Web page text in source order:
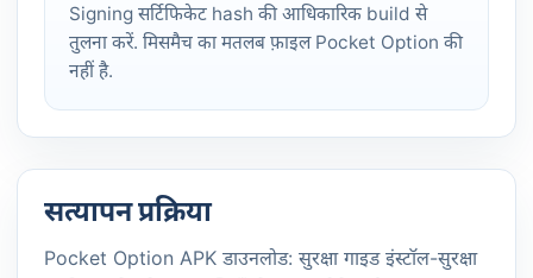
Signing सर्टिफिकेट hash की आधिकारिक build से
तुलना करें. मिसमैच का मतलब फ़ाइल Pocket Option की
नहीं है.
सत्यापन प्रक्रिया
Pocket Option APK डाउनलोड: सुरक्षा गाइड इंस्टॉल-सुरक्षा